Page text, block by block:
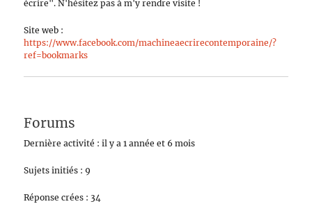
écrire". N'hésitez pas à m'y rendre visite !
Site web :
https://www.facebook.com/machineaecrirecontemporaine/?
ref=bookmarks
Forums
Dernière activité : il y a 1 année et 6 mois
Sujets initiés : 9
Réponse crées : 34